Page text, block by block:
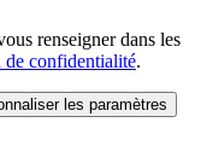
renseigner dans les
de confidentialité.
les paramètres